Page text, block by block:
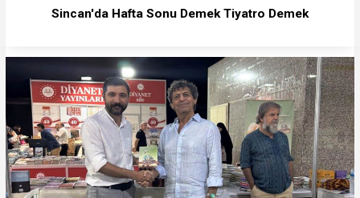
Sincan'da Hafta Sonu Demek Tiyatro Demek